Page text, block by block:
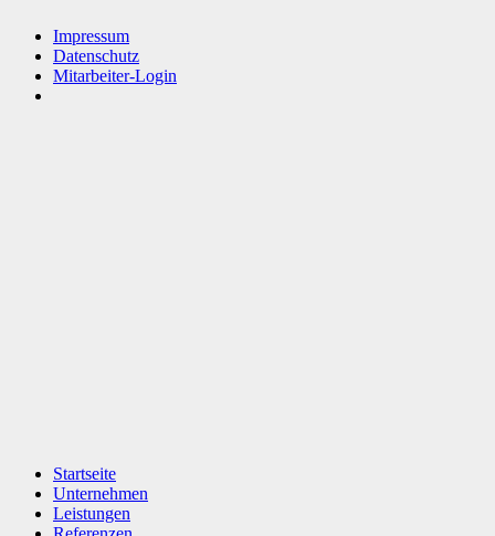
Impressum
Datenschutz
Mitarbeiter-Login
Startseite
Unternehmen
Leistungen